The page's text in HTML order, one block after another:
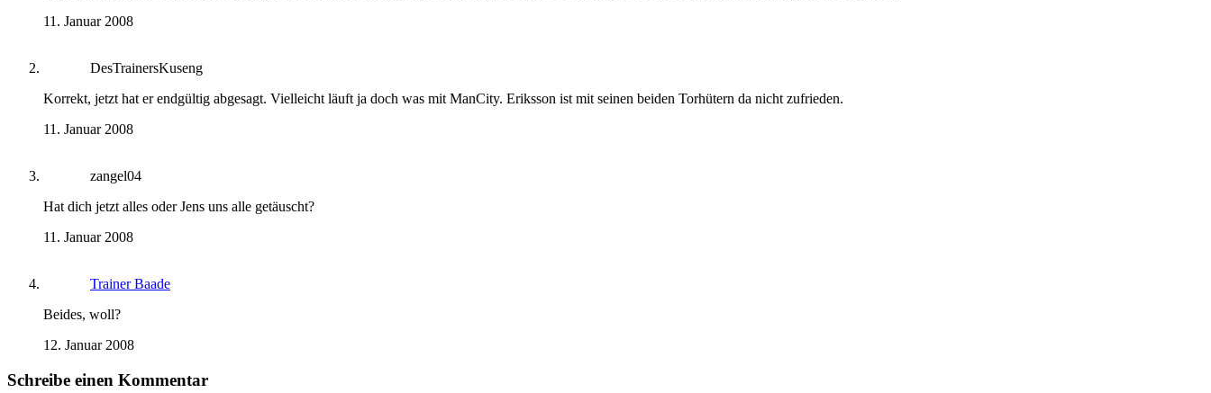
11. Januar 2008
DesTrainersKuseng
Korrekt, jetzt hat er endgültig abgesagt. Vielleicht läuft ja doch was mit ManCity. Eriksson ist mit seinen beiden Torhütern da nicht zufrieden.
11. Januar 2008
zangel04
Hat dich jetzt alles oder Jens uns alle getäuscht?
11. Januar 2008
Trainer Baade
Beides, woll?
12. Januar 2008
Schreibe einen Kommentar